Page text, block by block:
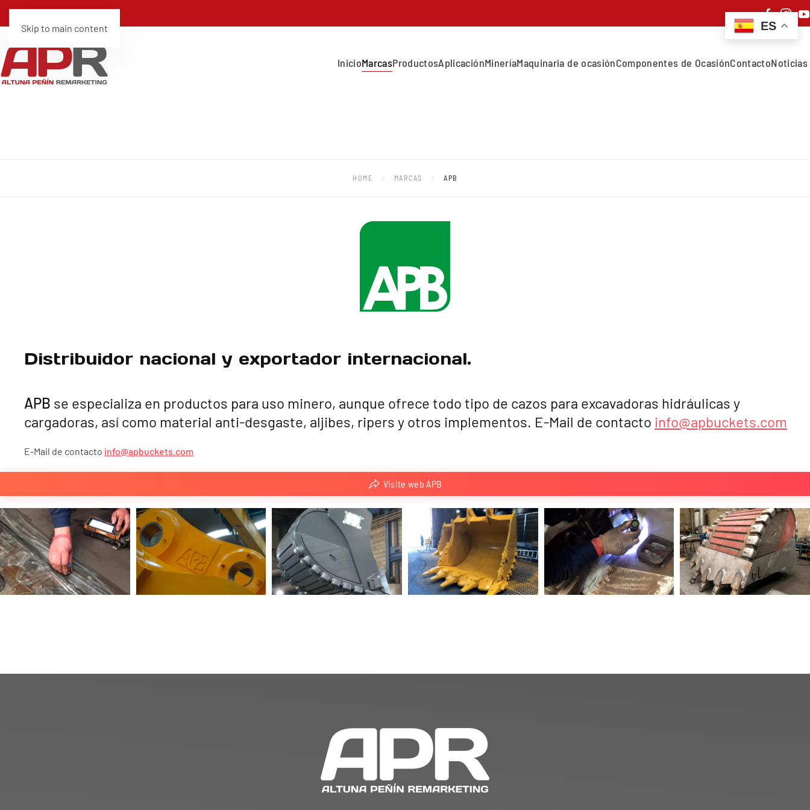
Skip to main content
InicioMarcasProductosAplicaciónMineríaMaquinaria de ocasiónComponentes de OcasiónContactoNoticias
ES
HOME MARCAS APB
Distribuidor nacional y exportador internacional.
APB se especializa en productos para uso minero, aunque ofrece todo tipo de cazos para excavadoras hidráulicas y
cargadoras, así como material anti-desgaste, aljibes, ripers y otros implementos. E-Mail de contacto info@apbuckets.com
E-Mail de contacto info@apbuckets.com
Visite web APB